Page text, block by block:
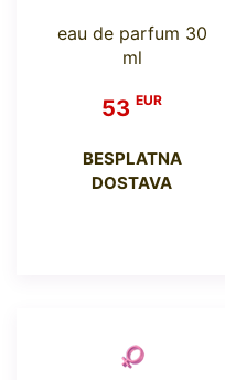
eau de parfum 30
ml
53 EUR
BESPLATNA
DOSTAVA